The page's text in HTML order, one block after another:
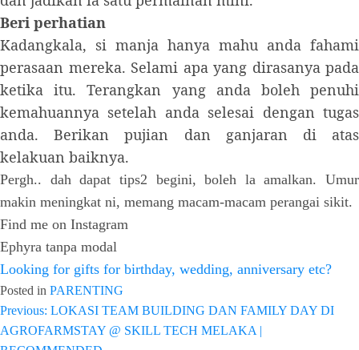
Beri perhatian
Kadangkala, si manja hanya mahu anda fahami
perasaan mereka. Selami apa yang dirasanya pada
ketika itu. Terangkan yang anda boleh penuhi
kemahuannya setelah anda selesai dengan tugas
anda. Berikan pujian dan ganjaran di atas
kelakuan baiknya.
Pergh.. dah dapat tips2 begini, boleh la amalkan. Umur
makin meningkat ni, memang macam-macam perangai sikit.
Find me on Instagram
Ephyra tanpa modal
Looking for gifts for birthday, wedding, anniversary etc?
Posted in PARENTING
Post
navigation
Previous: LOKASI TEAM BUILDING DAN FAMILY DAY DI
AGROFARMSTAY @ SKILL TECH MELAKA |